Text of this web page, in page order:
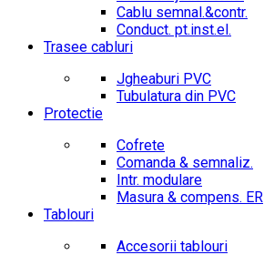
Cablu semnal.&contr.
Conduct. pt.inst.el.
Trasee cabluri
Jgheaburi PVC
Tubulatura din PVC
Protectie
Cofrete
Comanda & semnaliz.
Intr. modulare
Masura & compens. ER
Tablouri
Accesorii tablouri